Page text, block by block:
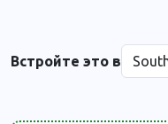
Встройте это в